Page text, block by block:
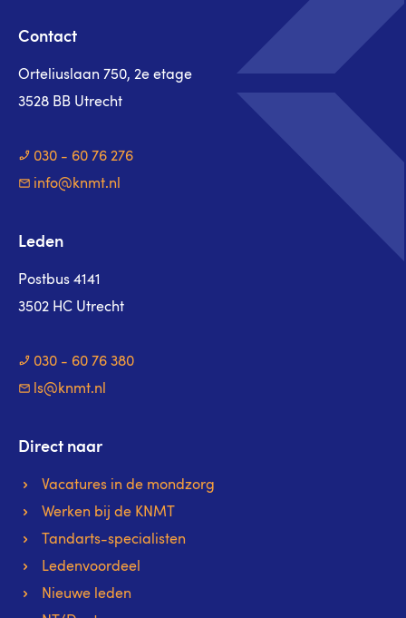
Contact
Orteliuslaan 750, 2e etage
3528 BB Utrecht
030 - 60 76 276
info@knmt.nl
Leden
Postbus 4141
3502 HC Utrecht
030 - 60 76 380
ls@knmt.nl
Direct naar
Vacatures in de mondzorg
Werken bij de KNMT
Tandarts-specialisten
Ledenvoordeel
Nieuwe leden